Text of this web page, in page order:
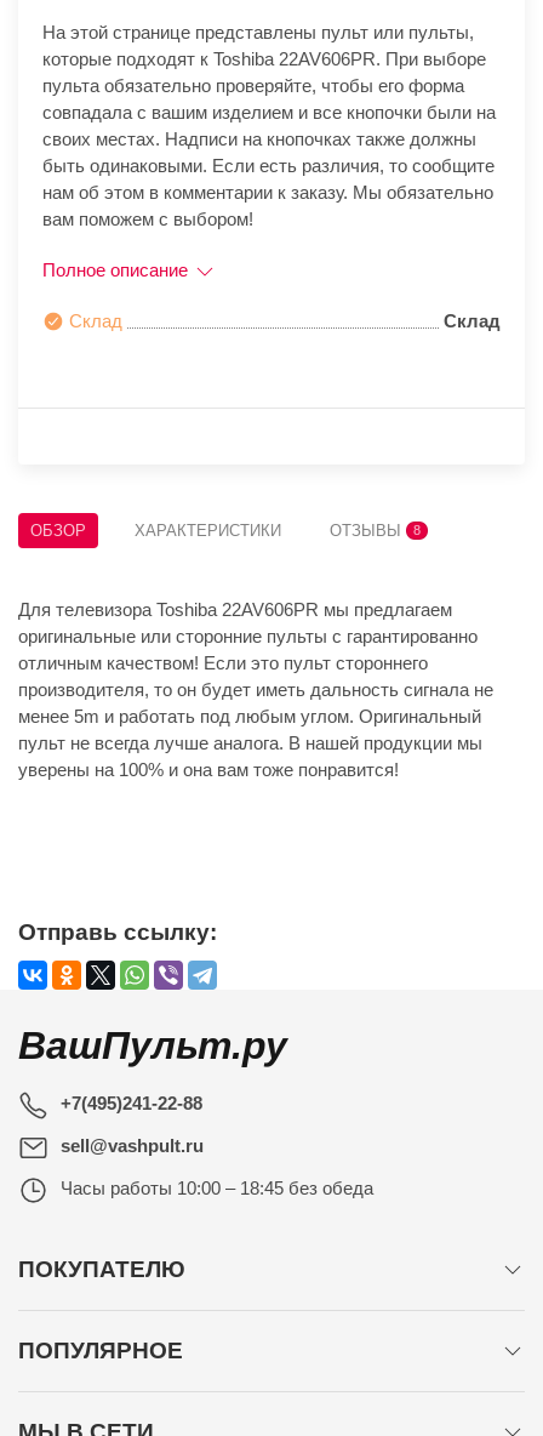
На этой странице представлены пульт или пульты,
которые подходят к Toshiba 22AV606PR. При выборе
пульта обязательно проверяйте, чтобы его форма
совпадала с вашим изделием и все кнопочки были на
своих местах. Надписи на кнопочках также должны
быть одинаковыми. Если есть различия, то сообщите
нам об этом в комментарии к заказу. Мы обязательно
вам поможем с выбором!
Полное описание
Склад Склад
ОБЗОР ХАРАКТЕРИСТИКИ ОТЗЫВЫ 8
Для телевизора Toshiba 22AV606PR мы предлагаем
оригинальные или сторонние пульты с гарантированно
отличным качеством! Если это пульт стороннего
производителя, то он будет иметь дальность сигнала не
менее 5m и работать под любым углом. Оригинальный
пульт не всегда лучше аналога. В нашей продукции мы
уверены на 100% и она вам тоже понравится!
Отправь ссылку:
ВашПульт.ру
+7(495)241-22-88
sell@vashpult.ru
Часы работы 10:00 – 18:45 без обеда
ПОКУПАТЕЛЮ
ПОПУЛЯРНОЕ